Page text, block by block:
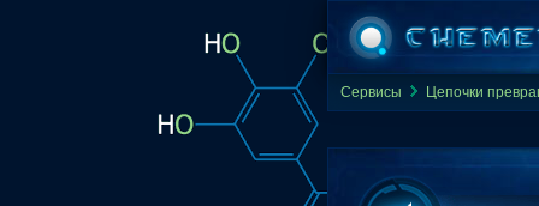
Сервисы Цепочки